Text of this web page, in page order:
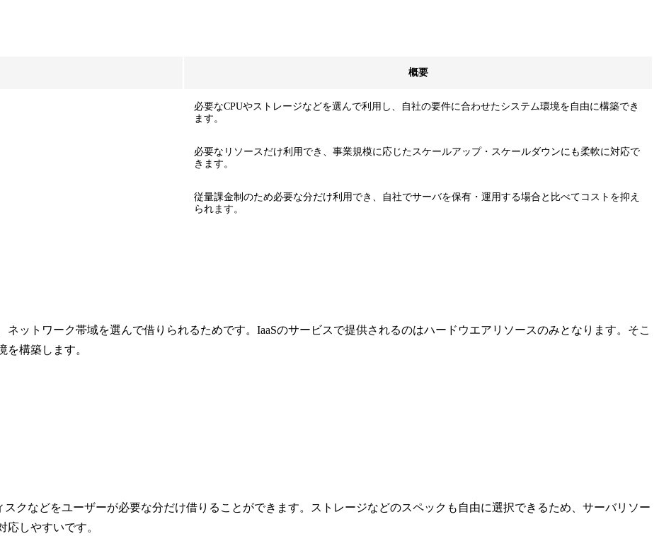
概要
必要なCPUやストレージなどを選んで利用し、自社の要件に合わせたシステム環境を自由に構築でき
ます。
必要なリソースだけ利用でき、事業規模に応じたスケールアップ・スケールダウンにも柔軟に対応で
きます。
従量課金制のため必要な分だけ利用でき、自社でサーバを保有・運用する場合と比べてコストを抑え
られます。
ットワーク帯域を選んで借りられるためです。IaaSのサービスで提供されるのはハードウエアリソースのみとなります。そこ
構築します。
クなどをユーザーが必要な分だけ借りることができます。ストレージなどのスペックも自由に選択できるため、サーバリソー
しやすいです。